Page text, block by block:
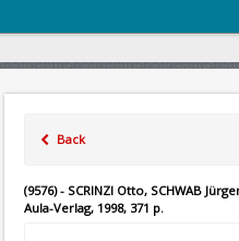
Back
(9576) - SCRINZI Otto, SCHWAB
Aula-Verlag, 1998, 371 p.